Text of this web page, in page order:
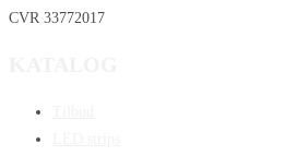
CVR 33772017